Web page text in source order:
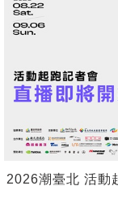
2026潮臺北 活動